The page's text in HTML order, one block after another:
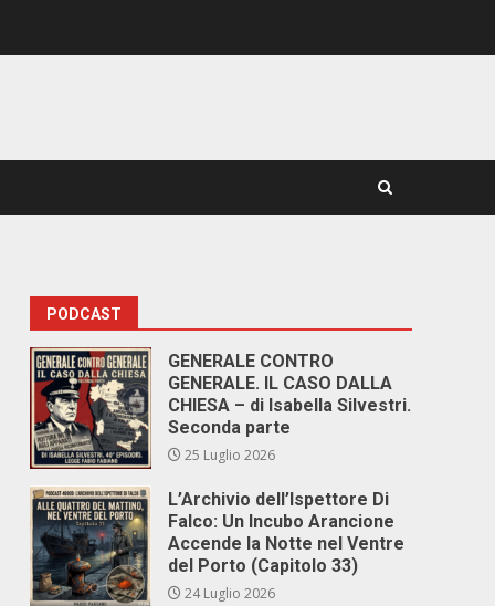
PODCAST
GENERALE CONTRO
GENERALE. IL CASO DALLA
CHIESA – di Isabella Silvestri.
Seconda parte
25 Luglio 2026
L’Archivio dell’Ispettore Di
Falco: Un Incubo Arancione
Accende la Notte nel Ventre
del Porto (Capitolo 33)
24 Luglio 2026